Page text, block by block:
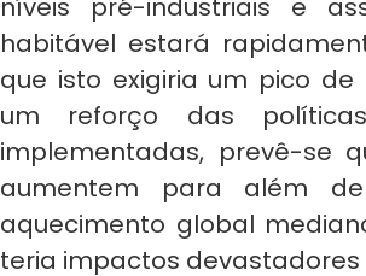
níveis pré-industriais e
habitável estará
que isto exigiria um pico de
um reforço das
implementadas, prevê-se
aumentem para além
aquecimento global
teria impactos devastadores